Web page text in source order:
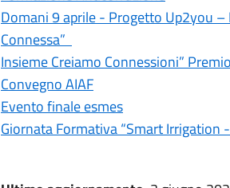
Domani 9 aprile - Progetto Up2you –
Connessa”
Insieme Creiamo Connessioni”
Convegno AIAF
Evento finale esmes
Giornata Formativa “Smart Irrigation